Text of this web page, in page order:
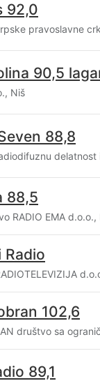
92,0
pravoslavne
90,5
Niš
88,8
delatnost
88,5
RADIO EMA d.o.o.,
Radio
102,6
društvo sa
89,1